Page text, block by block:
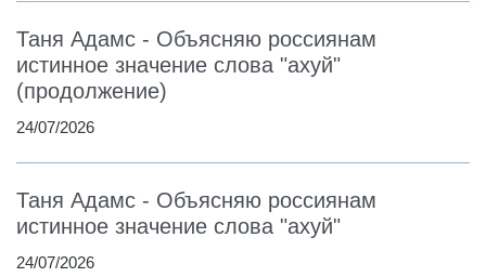
Таня Адамс - Объясняю россиянам
истинное значение слова "ахуй"
(продолжение)
24/07/2026
Таня Адамс - Объясняю россиянам
истинное значение слова "ахуй"
24/07/2026